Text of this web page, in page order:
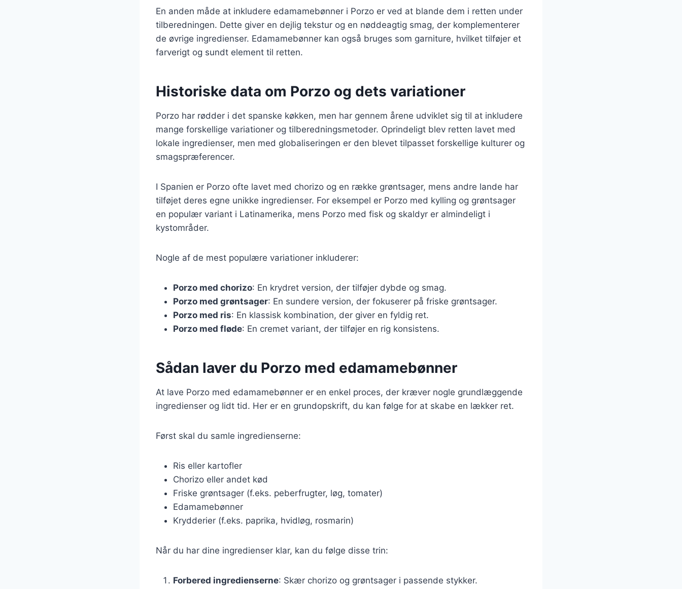
En anden måde at inkludere edamamebønner i Porzo er ved at blande dem i retten under
tilberedningen. Dette giver en dejlig tekstur og en nøddeagtig smag, der komplementerer
de øvrige ingredienser. Edamamebønner kan også bruges som garniture, hvilket tilføjer et
farverigt og sundt element til retten.
Historiske data om Porzo og dets variationer
Porzo har rødder i det spanske køkken, men har gennem årene udviklet sig til at inkludere
mange forskellige variationer og tilberedningsmetoder. Oprindeligt blev retten lavet med
lokale ingredienser, men med globaliseringen er den blevet tilpasset forskellige kulturer og
smagspræferencer.
I Spanien er Porzo ofte lavet med chorizo og en række grøntsager, mens andre lande har
tilføjet deres egne unikke ingredienser. For eksempel er Porzo med kylling og grøntsager
en populær variant i Latinamerika, mens Porzo med fisk og skaldyr er almindeligt i
kystområder.
Nogle af de mest populære variationer inkluderer:
Porzo med chorizo: En krydret version, der tilføjer dybde og smag.
Porzo med grøntsager: En sundere version, der fokuserer på friske grøntsager.
Porzo med ris: En klassisk kombination, der giver en fyldig ret.
Porzo med fløde: En cremet variant, der tilføjer en rig konsistens.
Sådan laver du Porzo med edamamebønner
At lave Porzo med edamamebønner er en enkel proces, der kræver nogle grundlæggende
ingredienser og lidt tid. Her er en grundopskrift, du kan følge for at skabe en lækker ret.
Først skal du samle ingredienserne:
Ris eller kartofler
Chorizo eller andet kød
Friske grøntsager (f.eks. peberfrugter, løg, tomater)
Edamamebønner
Krydderier (f.eks. paprika, hvidløg, rosmarin)
Når du har dine ingredienser klar, kan du følge disse trin:
Forbered ingredienserne: Skær chorizo og grøntsager i passende stykker.